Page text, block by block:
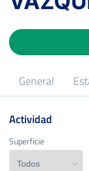
General
Superficie
Actividad
Superficie